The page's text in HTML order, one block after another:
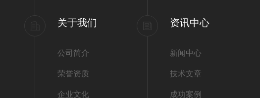
关于我们
公司简介
荣誉资质
企业文化
资讯中心
新闻中心
技术文章
成功案例